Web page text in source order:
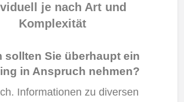
je nach Art und
Komplexität
sollten Sie überhaupt ein
in Anspruch nehmen?
Informationen zu diversen